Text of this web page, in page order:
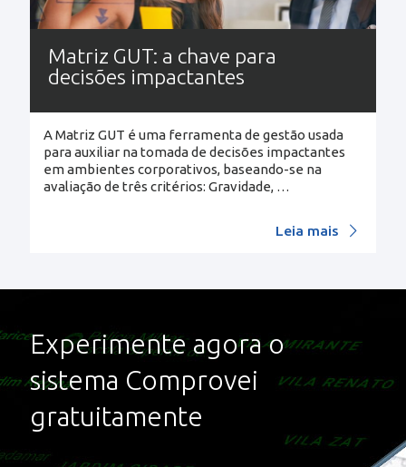
Matriz GUT: a chave para
decisões impactantes
A Matriz GUT é uma ferramenta de gestão usada
para auxiliar na tomada de decisões impactantes
em ambientes corporativos, baseando-se na
avaliação de três critérios: Gravidade, …
Leia mais
Experimente agora o
sistema Comprovei
gratuitamente